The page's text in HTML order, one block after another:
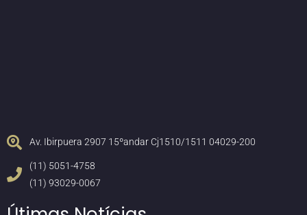
Av. Ibirpuera 2907 15ºandar Cj1510/1511 04029-200
(11) 5051-4758
(11) 93029-0067